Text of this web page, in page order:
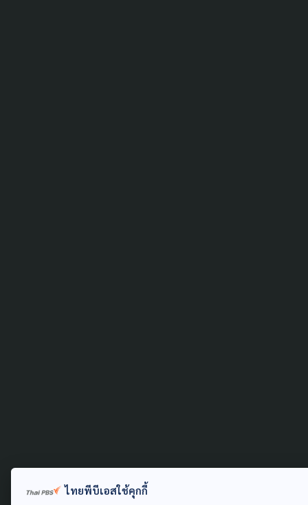
ไทยพีบีเอสใช้คุกกี้